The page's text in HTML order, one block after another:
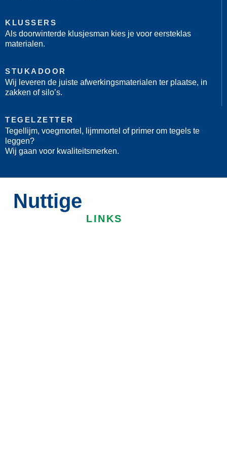
KLUSSERS
Als doorwinterde klusjesman kies je voor eersteklas
materialen.
STUKADOOR
Wij leveren de juiste afwerkingsmaterialen ter plaatse, in
zakken of silo’s.
TEGELZETTER
Tegellijm, voegmortel, lijmmortel of primer om tegels te
leggen?
Wij gaan voor kwaliteitsmerken.
Nuttige
LINKS